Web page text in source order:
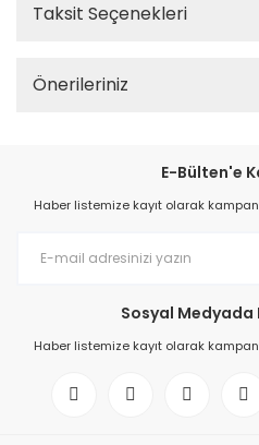
Taksit Seçenekleri
Önerileriniz
E-Bülten'e
Haber listemize kayıt olarak
Sosyal Medyada
Haber listemize kayıt olarak